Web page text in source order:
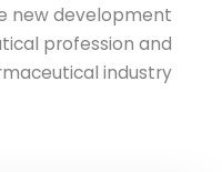
new development
profession and
industry..